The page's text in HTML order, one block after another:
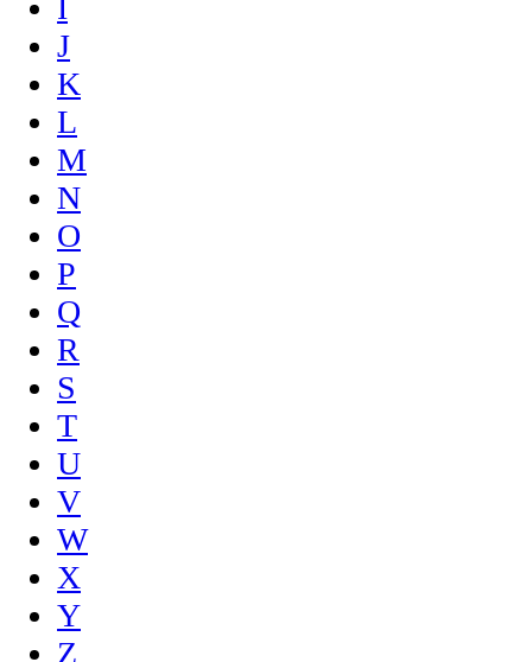
I
J
K
L
M
N
O
P
Q
R
S
T
U
V
W
X
Y
Z